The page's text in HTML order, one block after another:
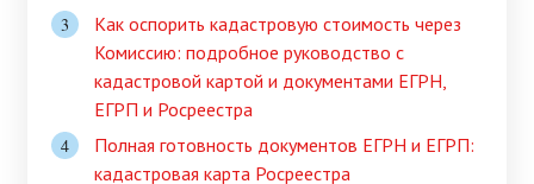
Как оспорить кадастровую стоимость через
Комиссию: подробное руководство с
кадастровой картой и документами ЕГРН,
ЕГРП и Росреестра
Полная готовность документов ЕГРН и ЕГРП:
кадастровая карта Росреестра